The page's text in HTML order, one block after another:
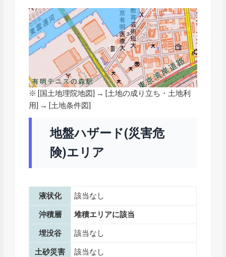
※ [国土地理院地図] → [土地の成り立ち・土地利
用] → [土地条件図]
地盤ハザード(災害危
険)エリア
液状化 該当なし
沖積層 堆積エリアに該当
埋没谷 該当なし
土砂災害
該当なし